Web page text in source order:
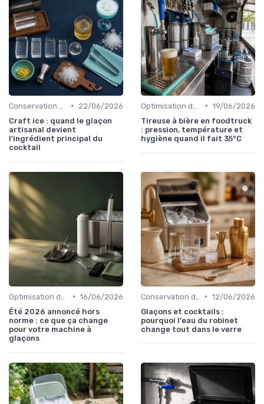
•
22/06/2026
Craft ice : quand le glaçon
artisanal devient
l'ingrédient principal du
cocktail
• 19/06/2026
Tireuse à bière en foodtruck
: pression, température et
hygiène quand il fait 35°C
• 16/06/2026
Été 2026 annoncé hors
norme : ce que ça change
pour votre machine à
glaçons
• 12/06/2026
Glaçons et cocktails :
pourquoi l'eau du robinet
change tout dans le verre